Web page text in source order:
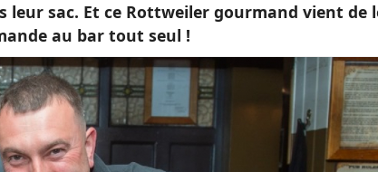
leur sac. Et ce Rottweiler gourmand vient de
au bar tout seul !